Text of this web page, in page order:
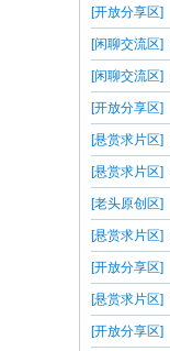
[开放分享区]
[闲聊交流区]
[闲聊交流区]
[开放分享区]
[悬赏求片区]
[悬赏求片区]
[老头原创区]
[悬赏求片区]
[开放分享区]
[悬赏求片区]
[开放分享区]